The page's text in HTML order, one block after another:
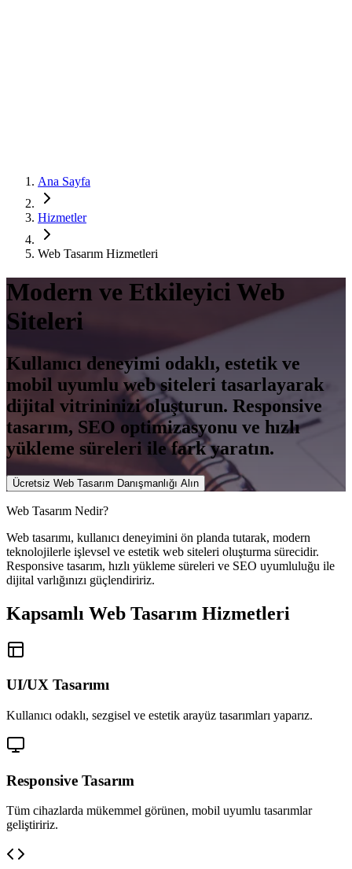
Ana Sayfa
Hizmetler
Web Tasarım Hizmetleri
Modern ve Etkileyici Web
Siteleri
Kullanıcı deneyimi odaklı, estetik ve
mobil uyumlu web siteleri tasarlayarak
dijital vitrininizi oluşturun. Responsive
tasarım, SEO optimizasyonu ve hızlı
yükleme süreleri ile fark yaratın.
Ücretsiz Web Tasarım Danışmanlığı Alın
Web Tasarım Nedir?
Web tasarımı, kullanıcı deneyimini ön planda tutarak, modern
teknolojilerle işlevsel ve estetik web siteleri oluşturma sürecidir.
Responsive tasarım, hızlı yükleme süreleri ve SEO uyumluluğu ile
dijital varlığınızı güçlendiririz.
Kapsamlı Web Tasarım Hizmetleri
UI/UX Tasarımı
Kullanıcı odaklı, sezgisel ve estetik arayüz tasarımları yaparız.
Responsive Tasarım
Tüm cihazlarda mükemmel görünen, mobil uyumlu tasarımlar
geliştiririz.